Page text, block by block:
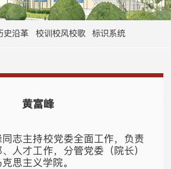
史沿革 校训校风校歌 标识系统
黄富峰
志主持校党委全面工作，负责
人才工作，分管党委（院长）
思主义学院。